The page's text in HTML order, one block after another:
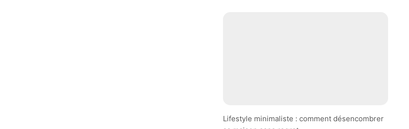
Lifestyle minimaliste : comment désencombrer